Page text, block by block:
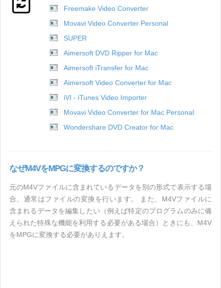
Freemake Video Converter
Movavi Video Converter Personal
SUPER
Aimersoft DVD Ripper for Mac
Aimersoft iTransfer for Mac
Aimersoft Video Converter for Mac
iVI - iTunes Video Importer
Movavi Video Converter for Mac Personal
Wondershare DVD Creator for Mac
なぜM4VをMPGに変換するのですか？
元のM4Vファイルに含まれているデータを別の形式で表示する場
合、通常はファイルの変換を行います。 また、M4Vファイルに
含まれるデータを編集したい（例えば特定のプログラムのみに備
えられた特殊な機能を利用する必要がある場合）ときにも、M4V
をMPGに変換する必要がありえます。